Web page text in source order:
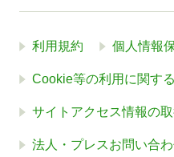
利用規約 個人情報
Cookie等の利用に関す
サイトアクセス情報の
法人・プレスお問い合